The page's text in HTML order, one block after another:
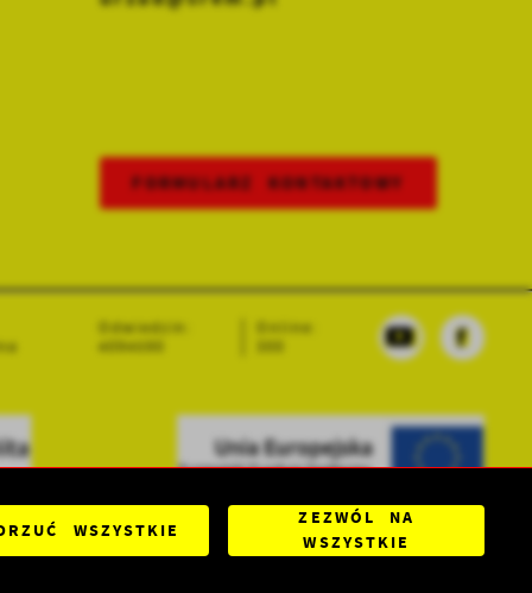
FORMULARZ KONTAKTOWY
Odwiedzin:
4094590
Online:
by2ClickPortal®- Portale nowej generacji
WSZYSTKIE
ZEZWÓL NA
WSZYSTKIE